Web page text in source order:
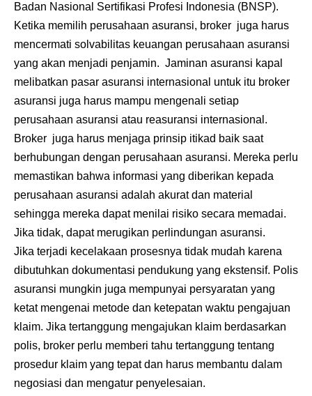
Badan Nasional Sertifikasi Profesi Indonesia (BNSP).
Ketika memilih perusahaan asuransi, broker juga harus
mencermati solvabilitas keuangan perusahaan asuransi
yang akan menjadi penjamin. Jaminan asuransi kapal
melibatkan pasar asuransi internasional untuk itu broker
asuransi juga harus mampu mengenali setiap
perusahaan asuransi atau reasuransi internasional.
Broker juga harus menjaga prinsip itikad baik saat
berhubungan dengan perusahaan asuransi. Mereka perlu
memastikan bahwa informasi yang diberikan kepada
perusahaan asuransi adalah akurat dan material
sehingga mereka dapat menilai risiko secara memadai.
Jika tidak, dapat merugikan perlindungan asuransi.
Jika terjadi kecelakaan prosesnya tidak mudah karena
dibutuhkan dokumentasi pendukung yang ekstensif. Polis
asuransi mungkin juga mempunyai persyaratan yang
ketat mengenai metode dan ketepatan waktu pengajuan
klaim. Jika tertanggung mengajukan klaim berdasarkan
polis, broker perlu memberi tahu tertanggung tentang
prosedur klaim yang tepat dan harus membantu dalam
negosiasi dan mengatur penyelesaian.